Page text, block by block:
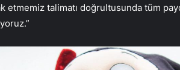
talimatı doğrultusunda tüm